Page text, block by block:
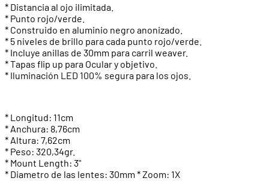
* Distancia al ojo ilimitada.
* Punto rojo/verde.
* Construido en aluminio negro anonizado.
* 5 niveles de brillo para cada punto rojo/verde.
* Incluye anillas de 30mm para carril weaver.
* Tapas flip up para Ocular y objetivo.
* Iluminación LED 100% segura para los ojos.
* Longitud: 11cm
* Anchura: 8,76cm
* Altura: 7,62cm
* Peso: 320,34gr.
* Mount Length: 3"
* Diametro de las lentes: 30mm * Zoom: 1X